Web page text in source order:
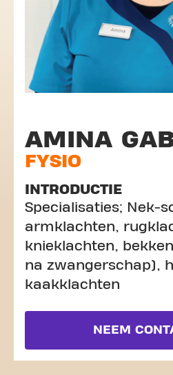
AMINA
FYSIO
INTRODUCTIE
Specialisaties; Nek-
armklachten,
knieklachten,
na zwangerschap),
kaakklachten
NEEM